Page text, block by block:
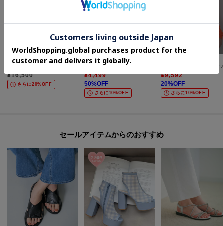
UNTITLED
¥16,500
さらに20%OFF
Dessin(Ladies)
¥4,499
50%OFF
さらに10%OFF
2Wayドレープスリットニ
¥9,592
20%OFF
さらに10%OFF
セールアイテムからのおすすめ